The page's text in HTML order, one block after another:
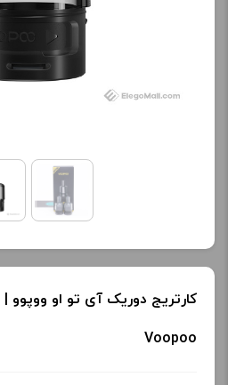
تمامی قیمت ها بروز
ک
Voopoo